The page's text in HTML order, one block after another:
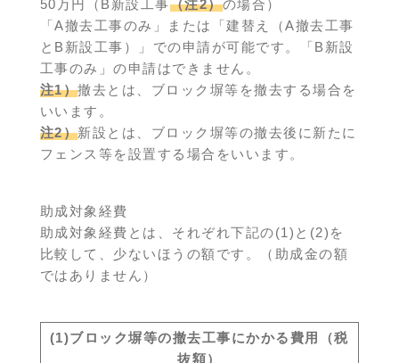
50万円（B新設工事（注2）の場合）
「A撤去工事のみ」または「建替え（A撤去工事
とB新設工事）」での申請が可能です。「B新設
工事のみ」の申請はできません。
注1）撤去とは、ブロック塀等を撤去する場合を
いいます。
注2）新設とは、ブロック塀等の撤去後に新たに
フェンス等を設置する場合をいいます。
助成対象経費
助成対象経費とは、それぞれ下記の(1)と(2)を
比較して、少ないほうの額です。（助成金の額
ではありません）
(1)ブロック塀等の撤去工事にかかる費用（税
抜額）